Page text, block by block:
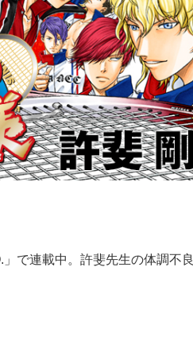
で連載中。許斐先生の体調不良